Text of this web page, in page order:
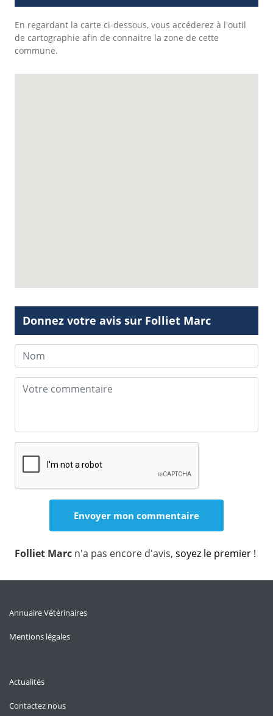
En regardant la carte ci-dessous, vous accéderez à l'outil
de cartographie afin de connaitre la zone de cette
commune.
Donnez votre avis sur Folliet Marc
Folliet Marc n'a pas encore d'avis, soyez le premier !
Annuaire Vétérinaires
Mentions légales
Actualités
Contactez nous